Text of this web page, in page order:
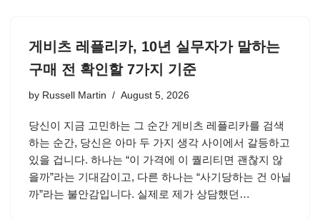
게비츠 레플리카, 10년 실무자가 말하는
구매 전 확인할 7가지 기준
by Russell Martin August 5, 2026
당신이 지금 고민하는 그 순간 게비츠 레플리카를 검색
하는 순간, 당신은 아마 두 가지 생각 사이에서 갈등하고
있을 겁니다. 하나는 “이 가격에 이 퀄리티면 괜찮지 않
을까”라는 기대감이고, 다른 하나는 “사기당하는 건 아닐
까”라는 불안감입니다. 실제로 제가 상담했던…